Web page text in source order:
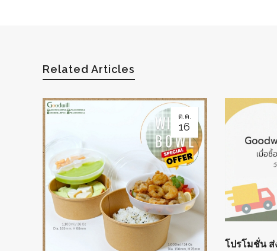
Related Articles
ต.ค.
16
โปรโมชั่น ส่